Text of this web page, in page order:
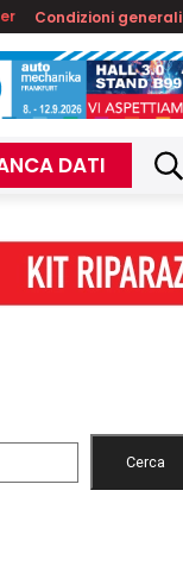
Condizioni generali
DATI
Cerca